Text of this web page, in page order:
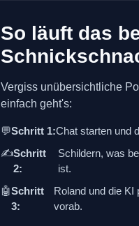
So läuft das
Vergiss unübersichtliche
einfach geht's:
💬Schritt 1:Chat starten und
✍️Schritt
2:
Schildern, was
ist.
🤖Schritt
3:
Roland und die KI
vorab.